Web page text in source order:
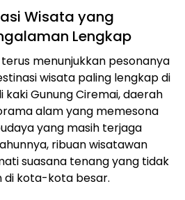
Wisata yang
Lengkap
menunjukkan pesonanya
wisata paling lengkap di
kaki Gunung Ciremai, daerah
alam yang memesona
yang masih terjaga
ribuan wisatawan
suasana tenang yang tidak
di kota-kota besar.